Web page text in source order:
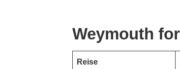
Weymouth
Reise